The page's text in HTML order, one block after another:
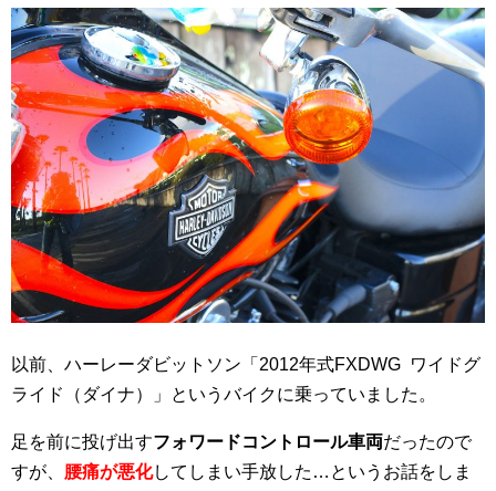
以前、ハーレーダビットソン「2012年式FXDWG ワイドグ
ライド（ダイナ）」というバイクに乗っていました。
足を前に投げ出すフォワードコントロール車両だったので
すが、 腰痛が悪化してしまい手放した…というお話をしま